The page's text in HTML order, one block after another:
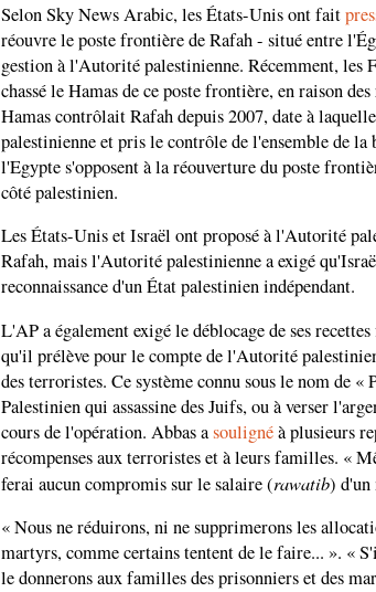
Selon Sky News Arabic, les États-Unis ont fait
réouvre le poste frontière de Rafah - situé entre
gestion à l'Autorité palestinienne. Récemment, les
chassé le Hamas de ce poste frontière, en raison
Hamas contrôlait Rafah depuis 2007, date à
palestinienne et pris le contrôle de l'ensemble de
l'Egypte s'opposent à la réouverture du poste
côté palestinien.
Les États-Unis et Israël ont proposé à l'Autorité
Rafah, mais l'Autorité palestinienne a exigé
reconnaissance d'un État palestinien indépendant.
L'AP a également exigé le déblocage de ses
qu'il prélève pour le compte de l'Autorité
des terroristes. Ce système connu sous le nom de
Palestinien qui assassine des Juifs, ou à verser
cours de l'opération. Abbas asoulignéà plusieurs
récompenses aux terroristes et à leurs familles. «
ferai aucun compromis sur le salaire (rawatib)
« Nous ne réduirons, ni ne supprimerons les
martyrs, comme certains tentent de le faire... ». «
le donnerons aux familles des prisonniers et des